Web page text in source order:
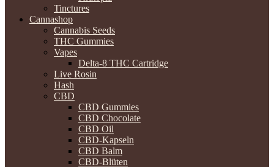
Tinctures
Cannashop
Cannabis Seeds
THC Gummies
Vapes
Delta-8 THC Cartridge
Live Rosin
Hash
CBD
CBD Gummies
CBD Chocolate
CBD Oil
CBD-Kapseln
CBD Balm
CBD-Blüten